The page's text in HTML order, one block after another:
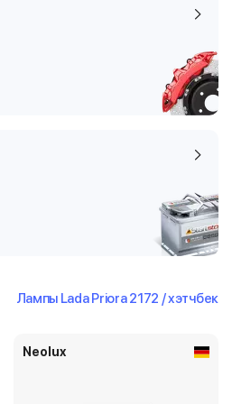
Лампы Lada Priora 2172 / хэтчбек
Neolux